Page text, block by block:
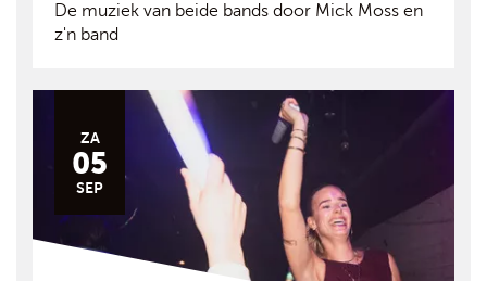
De muziek van beide bands door Mick Moss en
z'n band
ZA
05
SEP